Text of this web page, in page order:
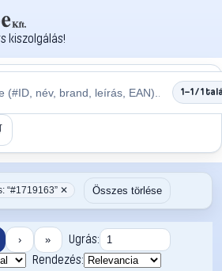
kiszolgálás!
1–1 / 1
“#1719163” ✕ Összes törlése
› »
Ugrás:
Rendezés: